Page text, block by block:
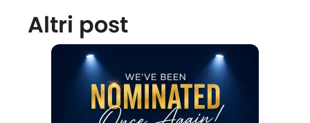
Altri post